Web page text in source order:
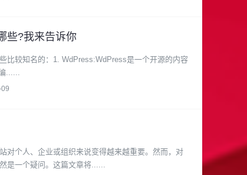
些?我来告诉你
比较知名的：1. WdPress:WdPress是一个开源的内容
......
对个人、企业或组织来说变得越来越重要。然而，对
是一个疑问。这篇文章将......